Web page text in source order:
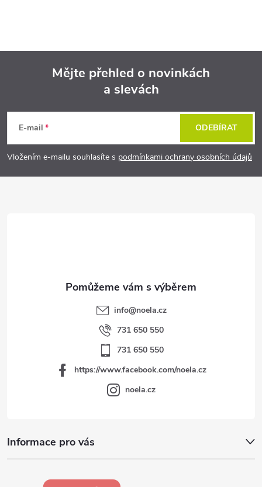
p
a
Mějte přehled o novinkách
a slevách
E-mail
Vložením e-mailu souhlasíte s podmínkami ochrany osobních údajů
ODEBÍRAT
Informace pro vás
info@noela.cz
731 650 550
731 650 550
https://www.facebook.com/noela.cz
noela.cz